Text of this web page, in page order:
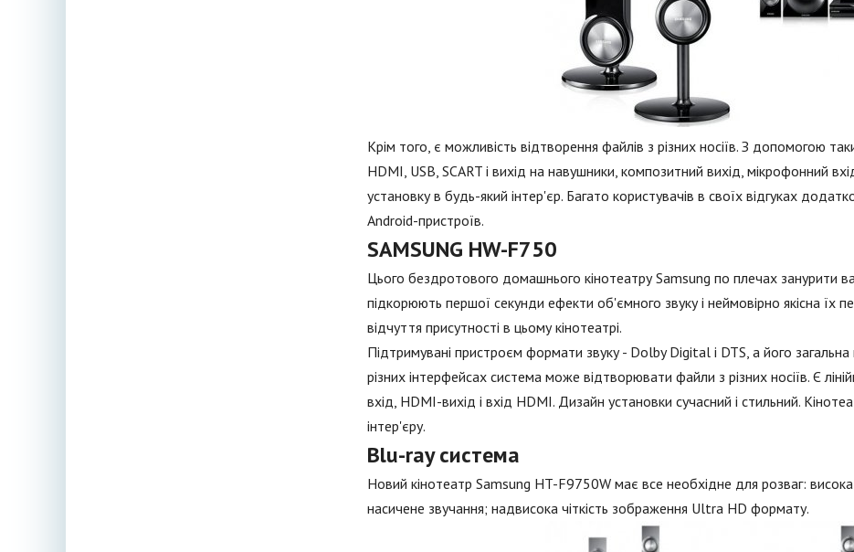
Крім того, є можливість відтворення файлів з різних носіїв. З допомогою
HDMI, USB, SCART і вихід на навушники, композитний вихід, мікрофонний
установку в будь-який інтер'єр. Багато користувачів в своїх відгуках
Android-пристроїв.
SAMSUNG HW-F750
Цього бездротового домашнього кінотеатру Samsung по плечах занурити
підкорюють першої секунди ефекти об'ємного звуку і неймовірно якісна
відчуття присутності в цьому кінотеатрі.
Підтримувані пристроєм формати звуку - Dolby Digital і DTS, а його
різних інтерфейсах система може відтворювати файли з різних носіїв. Є
вхід, HDMI-вихід і вхід HDMI. Дизайн установки сучасний і стильний.
інтер'єру.
Blu-ray система
Новий кінотеатр Samsung HT-F9750W має все необхідне для розваг:
насичене звучання; надвисока чіткість зображення Ultra HD формату.